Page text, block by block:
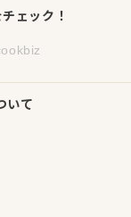
ェック！
いて